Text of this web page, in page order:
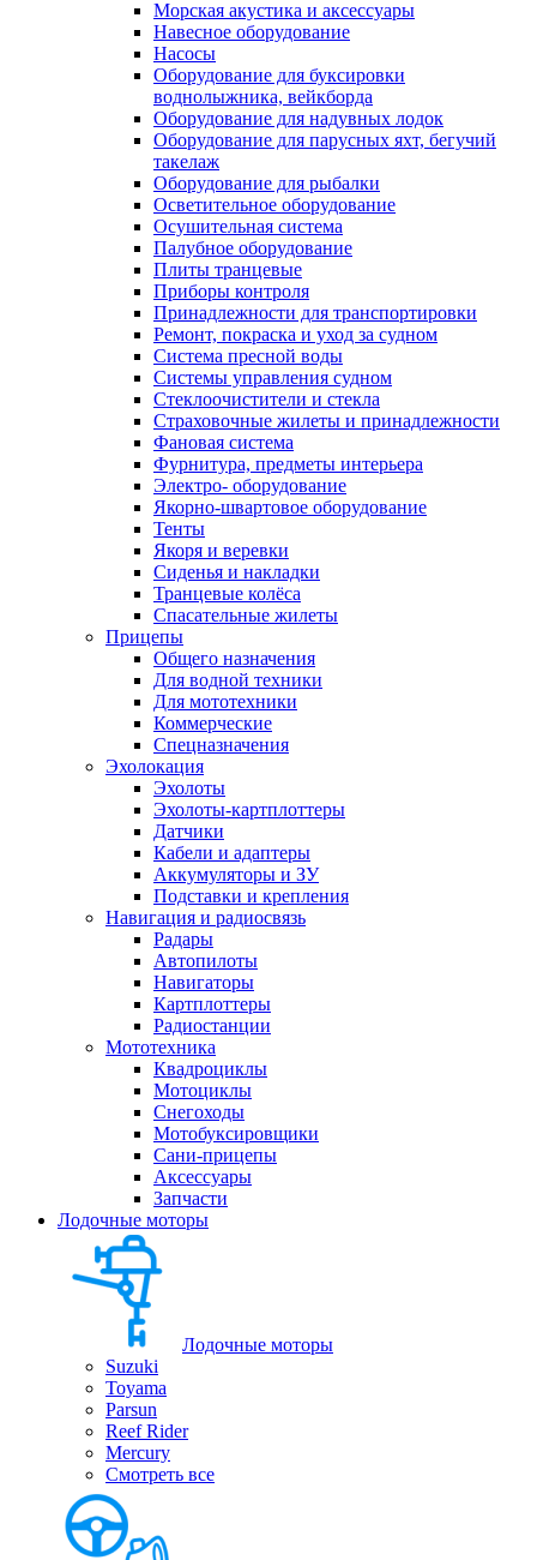
Морская акустика и аксессуары
Навесное оборудование
Насосы
Оборудование для буксировки
воднолыжника, вейкборда
Оборудование для надувных лодок
Оборудование для парусных яхт, бегучий
такелаж
Оборудование для рыбалки
Осветительное оборудование
Осушительная система
Палубное оборудование
Плиты транцевые
Приборы контроля
Принадлежности для транспортировки
Ремонт, покраска и уход за судном
Система пресной воды
Системы управления судном
Стеклоочистители и стекла
Страховочные жилеты и принадлежности
Фановая система
Фурнитура, предметы интерьера
Электро- оборудование
Якорно-швартовое оборудование
Тенты
Якоря и веревки
Сиденья и накладки
Транцевые колёса
Спасательные жилеты
Прицепы
Общего назначения
Для водной техники
Для мототехники
Коммерческие
Спецназначения
Эхолокация
Эхолоты
Эхолоты-картплоттеры
Датчики
Кабели и адаптеры
Аккумуляторы и ЗУ
Подставки и крепления
Навигация и радиосвязь
Радары
Автопилоты
Навигаторы
Картплоттеры
Радиостанции
Мототехника
Квадроциклы
Мотоциклы
Снегоходы
Мотобуксировщики
Сани-прицепы
Аксессуары
Запчасти
Лодочные моторы
Лодочные моторы
Suzuki
Toyama
Parsun
Reef Rider
Mercury
Смотреть все